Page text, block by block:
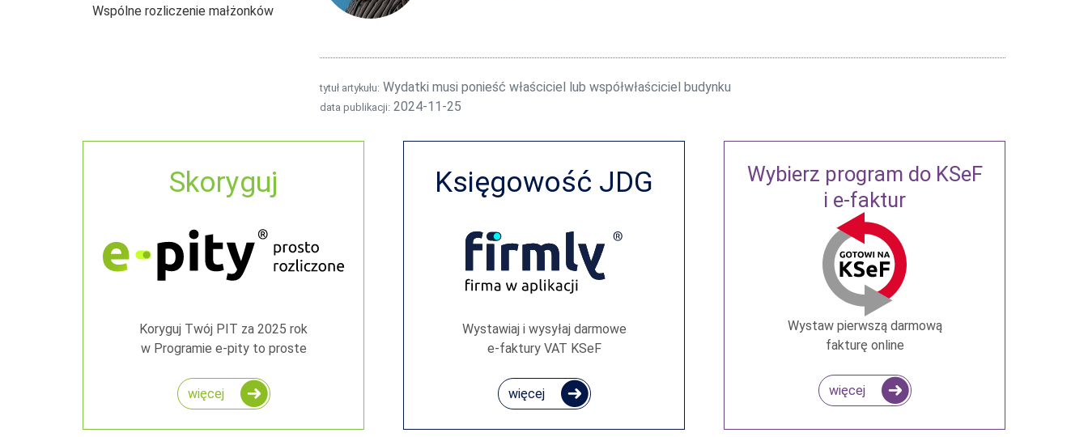
Wspólne rozliczenie małżonków
tytuł artykułu: Wydatki musi ponieść właściciel lub współwłaściciel budynku
data publikacji: 2024-11-25
Skoryguj
Koryguj Twój PIT za 2025 rok
w Programie e-pity to proste
więcej
Księgowość JDG
Wystawiaj i wysyłaj darmowe
e‑faktury VAT KSeF
więcej
Wybierz program do KSeF
i e-faktur
Wystaw pierwszą darmową
fakturę online
więcej